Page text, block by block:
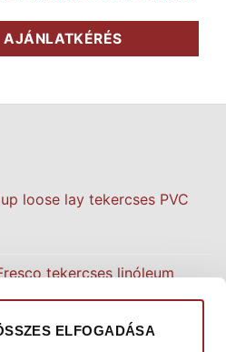
ELFOGADÁSA
AJÁNLATKÉRÉS
loose lay tekercses PVC
tekercses linóleum